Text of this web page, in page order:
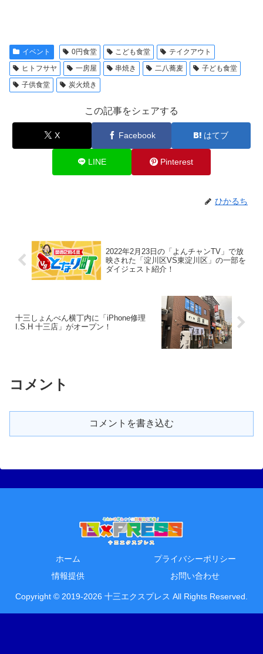
イベント 0円食堂 こども食堂
テイクアウト
ヒトフサヤ
一房屋 串焼き 二八蕎麦
子ども食堂
子供食堂
炭火焼き
この記事をシェアする
X Facebook はてブ
LINE Pinterest
ひかるち
2022年2月23日の「よんチャンTV」で放
映された「淀川区VS東淀川区」の一部を
ダイジェスト紹介！
十三しょんべん横丁内に「iPhone修理
I.S.H 十三店」がオープン！
コメント
コメントを書き込む
ホーム
プライバシーポリシー
情報提供
お問い合わせ
Copyright © 2019-2026 十三エクスプレス All Rights Reserved.